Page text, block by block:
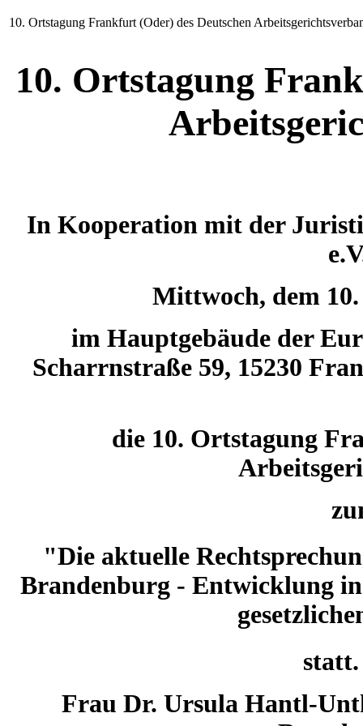
10. Ortstagung Frankfurt (Oder) des Deutschen
10. Ortstagung
In Kooperation mit der
Mittwoch, dem
im Hauptgebäude der
Scharrnstraße 59, 15230
die 10. Ortstagung
"Die aktuelle
Brandenburg - Entwicklung
Frau Dr. Ursula Hantl-